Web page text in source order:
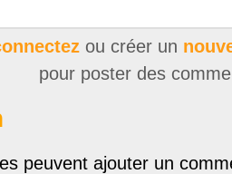
ou créer un
pour poster des
peuvent ajouter un